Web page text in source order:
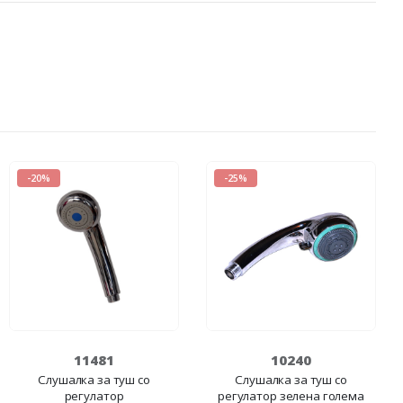
-20%
11481
Слушалка за туш со
регулатор
-25%
10240
Слушалка за туш со
регулатор зелена голема